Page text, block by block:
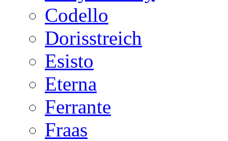
Codello
Dorisstreich
Esisto
Eterna
Ferrante
Fraas